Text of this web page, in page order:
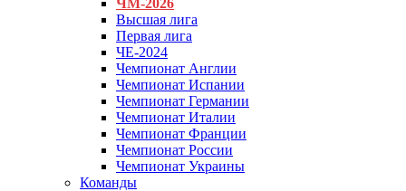
ЧМ-2026
Высшая лига
Первая лига
ЧЕ-2024
Чемпионат Англии
Чемпионат Испании
Чемпионат Германии
Чемпионат Италии
Чемпионат Франции
Чемпионат России
Чемпионат Украины
Команды